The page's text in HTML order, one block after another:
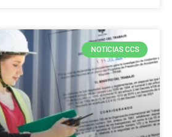
NOTICIAS CCS